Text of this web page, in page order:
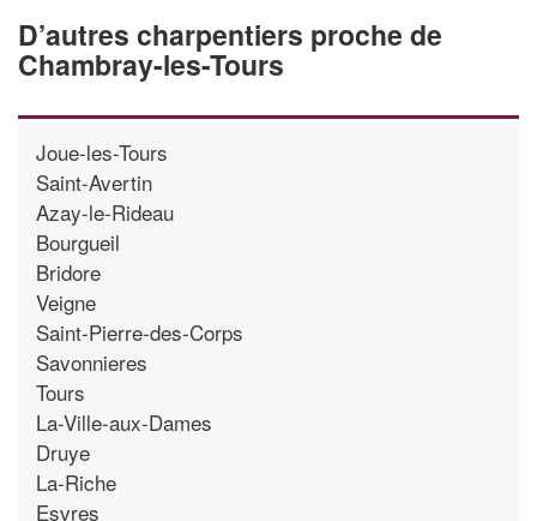
D’autres charpentiers proche de
Chambray-les-Tours
Joue-les-Tours
Saint-Avertin
Azay-le-Rideau
Bourgueil
Bridore
Veigne
Saint-Pierre-des-Corps
Savonnieres
Tours
La-Ville-aux-Dames
Druye
La-Riche
Esvres